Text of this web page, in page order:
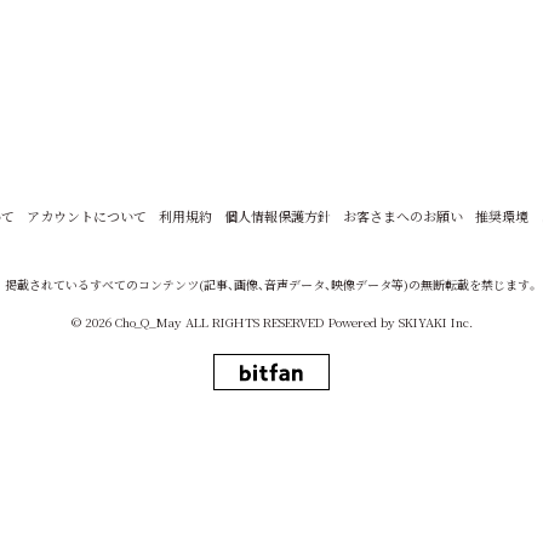
アカウントについて 利用規約 個人情報保護方針 お客さまへのお願い 推奨環境
掲載されているすべてのコンテンツ(記事、画像、音声データ、映像データ等)の無断転載を禁じます。
© 2026 Cho_Q_May ALL RIGHTS RESERVED Powered by SKIYAKI Inc.